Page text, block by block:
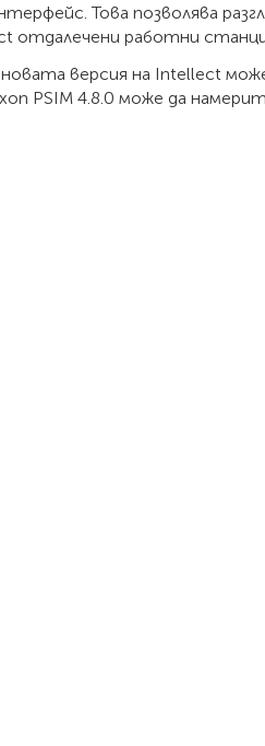
Това позволява
отдалечени работни
версия на Intellect
PSIM 4.8.0 може да